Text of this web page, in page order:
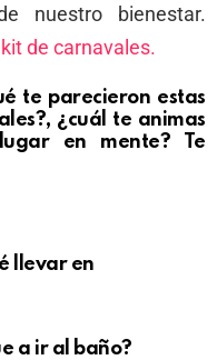
nuestro bienestar.
kit de carnavales.
te parecieron estas
¿cuál te animas
en mente? Te
llevar en
a ir al baño?